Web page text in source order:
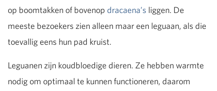
op boomtakken of bovenop dracaena’s liggen. De
meeste bezoekers zien alleen maar een leguaan, als die
toevallig eens hun pad kruist.
Leguanen zijn koudbloedige dieren. Ze hebben warmte
nodig om optimaal te kunnen functioneren, daarom